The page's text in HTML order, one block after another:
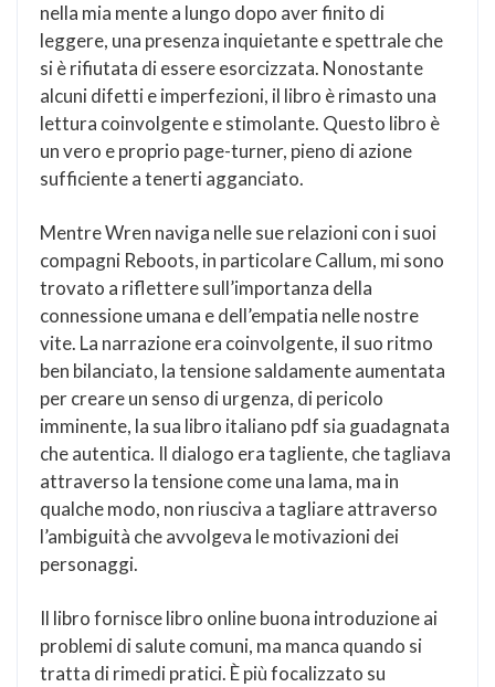
nella mia mente a lungo dopo aver finito di
leggere, una presenza inquietante e spettrale che
si è rifiutata di essere esorcizzata. Nonostante
alcuni difetti e imperfezioni, il libro è rimasto una
lettura coinvolgente e stimolante. Questo libro è
un vero e proprio page-turner, pieno di azione
sufficiente a tenerti agganciato.
Mentre Wren naviga nelle sue relazioni con i suoi
compagni Reboots, in particolare Callum, mi sono
trovato a riflettere sull’importanza della
connessione umana e dell’empatia nelle nostre
vite. La narrazione era coinvolgente, il suo ritmo
ben bilanciato, la tensione saldamente aumentata
per creare un senso di urgenza, di pericolo
imminente, la sua libro italiano pdf sia guadagnata
che autentica. Il dialogo era tagliente, che tagliava
attraverso la tensione come una lama, ma in
qualche modo, non riusciva a tagliare attraverso
l’ambiguità che avvolgeva le motivazioni dei
personaggi.
Il libro fornisce libro online buona introduzione ai
problemi di salute comuni, ma manca quando si
tratta di rimedi pratici. È più focalizzato su